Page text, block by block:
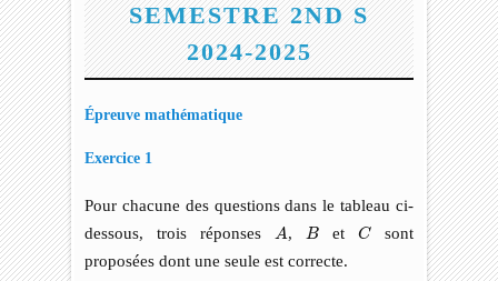
SEMESTRE 2ND S
2024-2025
Épreuve mathématique
Exercice 1
Pour chacune des questions dans le tableau ci-
dessous, trois réponses
A
A, B
B et C
Csont
proposées dont une seule est correcte.